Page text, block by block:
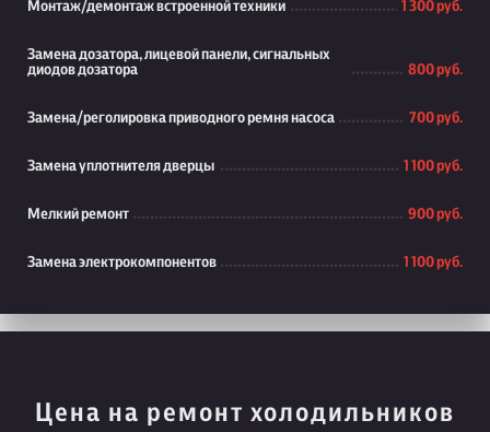
Монтаж/демонтаж встроенной техники 1 300 руб.
Замена дозатора, лицевой панели, сигнальных
диодов дозатора
800 руб.
Замена/реголировка приводного ремня насоса 700 руб.
Замена уплотнителя дверцы 1 100 руб.
Мелкий ремонт 900 руб.
Замена электрокомпонентов 1 100 руб.
Цена на ремонт холодильников